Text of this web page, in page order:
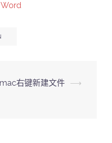
mac右键新建文件 ⟶